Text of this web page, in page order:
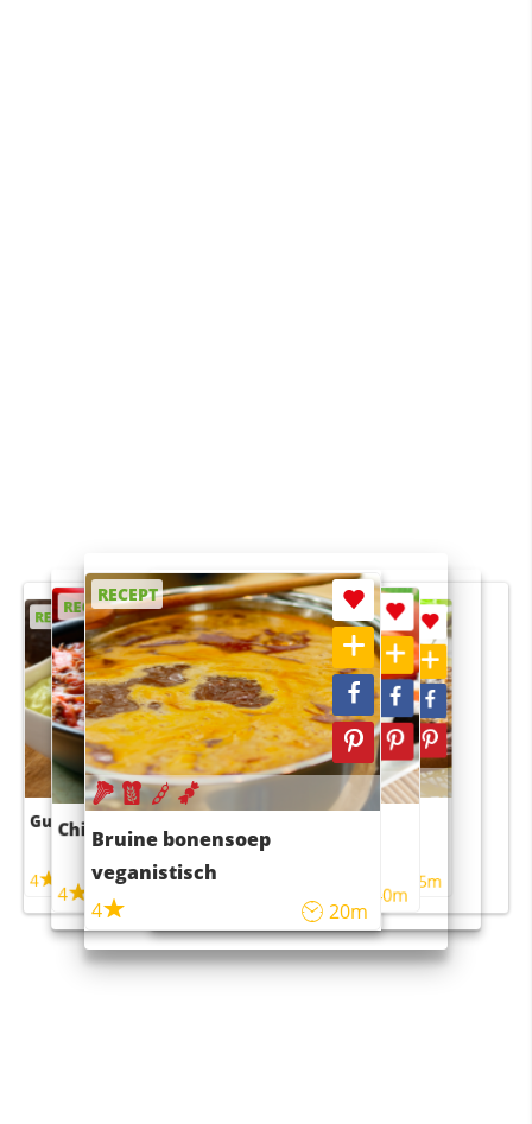
RECEPT
Guacamole
4
RECEPT
Chili con carne
4 45m
RECEPT
Bruine bonensoep
veganistisch
4
20m
RECEPT
Sushi rijstsalade
maaltijdsalade
40m
RECEPT
4 55m